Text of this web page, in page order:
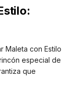
Maleta con Estilo
especial de
que